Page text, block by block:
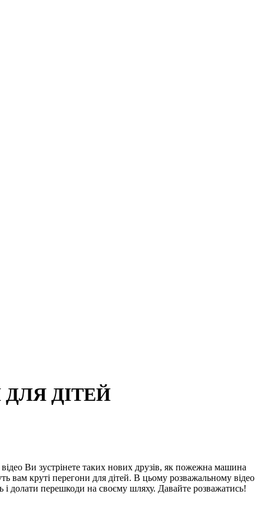
ДІТЕЙ
Ви зустрінете таких нових друзів, як пожежна машина
вам круті перегони для дітей. В цьому розважальному відео
долати перешкоди на своєму шляху. Давайте розважатись!